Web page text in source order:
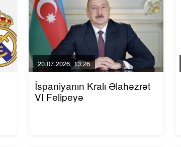
20.07.2026, 13:26
İspaniyanın Kralı Əlahəzrət
VI Felipeyə